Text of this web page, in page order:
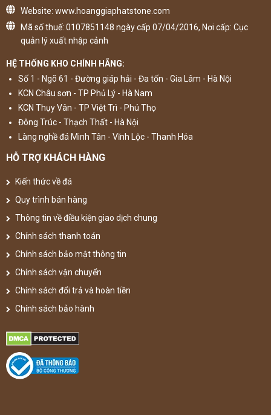
Website: www.hoanggiaphatstone.com
Mã số thuế: 0107851148 ngày cấp 07/04/2016, Nơi cấp: Cục
quản lý xuất nhập cảnh
HỆ THỐNG KHO CHÍNH HÃNG:
Số 1 - Ngõ 61 - Đường giáp hải - Đa tốn - Gia Lâm - Hà Nội
KCN Châu sơn - TP Phủ Lý - Hà Nam
KCN Thụy Vân - TP Việt Trì - Phú Thọ
Đông Trúc - Thạch Thất - Hà Nội
Làng nghề đá Minh Tân - Vĩnh Lộc - Thanh Hóa
HỖ TRỢ KHÁCH HÀNG
Kiến thức về đá
Quy trình bán hàng
Thông tin về điều kiện giao dịch chung
Chính sách thanh toán
Chính sách bảo mật thông tin
Chính sách vận chuyển
Chính sách đổi trả và hoàn tiền
Chính sách bảo hành